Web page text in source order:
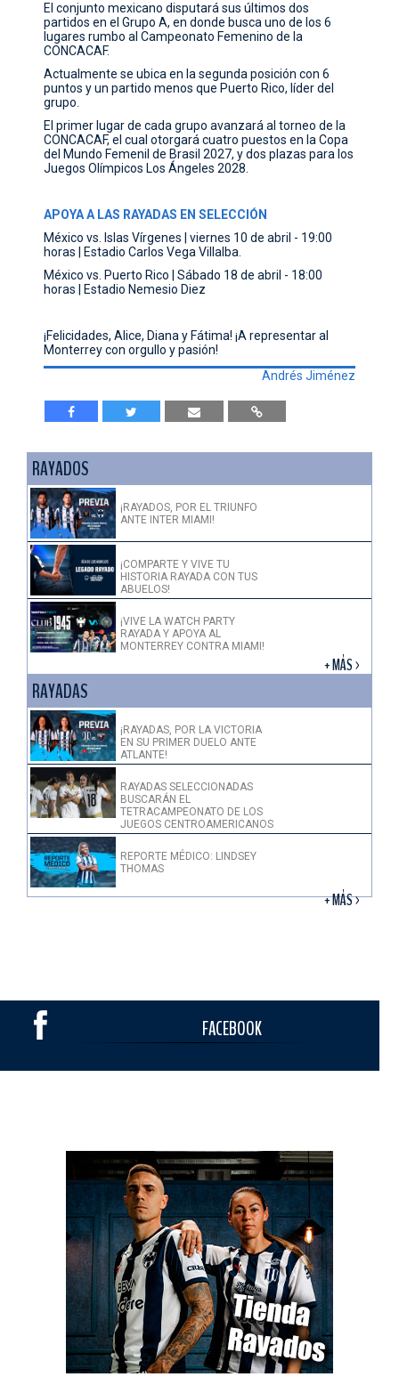
El conjunto mexicano disputará sus últimos dos
partidos en el Grupo A, en donde busca uno de los 6
lugares rumbo al Campeonato Femenino de la
CONCACAF.
Actualmente se ubica en la segunda posición con 6
puntos y un partido menos que Puerto Rico, líder del
grupo.
El primer lugar de cada grupo avanzará al torneo de la
CONCACAF, el cual otorgará cuatro puestos en la Copa
del Mundo Femenil de Brasil 2027, y dos plazas para los
Juegos Olímpicos Los Ángeles 2028.
APOYA A LAS RAYADAS EN SELECCIÓN
México vs. Islas Vírgenes | viernes 10 de abril - 19:00
horas | Estadio Carlos Vega Villalba.
México vs. Puerto Rico | Sábado 18 de abril - 18:00
horas | Estadio Nemesio Diez
¡Felicidades, Alice, Diana y Fátima! ¡A representar al
Monterrey con orgullo y pasión!
Andrés Jiménez
RAYADOS
¡RAYADOS, POR EL TRIUNFO
ANTE INTER MIAMI!
¡COMPARTE Y VIVE TU
HISTORIA RAYADA CON TUS
ABUELOS!
¡VIVE LA WATCH PARTY
RAYADA Y APOYA AL
MONTERREY CONTRA MIAMI!
+ MÁS >
RAYADAS
¡RAYADAS, POR LA VICTORIA
EN SU PRIMER DUELO ANTE
ATLANTE!
RAYADAS SELECCIONADAS
BUSCARÁN EL
TETRACAMPEONATO DE LOS
JUEGOS CENTROAMERICANOS
REPORTE MÉDICO: LINDSEY
THOMAS
+ MÁS >
FACEBOOK